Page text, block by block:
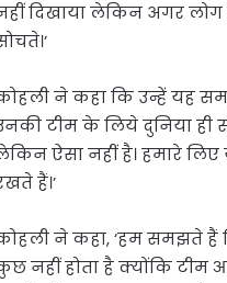
दिखाया लेकिन अगर
ने कहा कि उन्हें यह
टीम के लिये दुनिया ही
ऐसा नहीं है। हमारे
हैं।’
ने कहा, ‘हम समझते हैं
नहीं होता है क्योंकि